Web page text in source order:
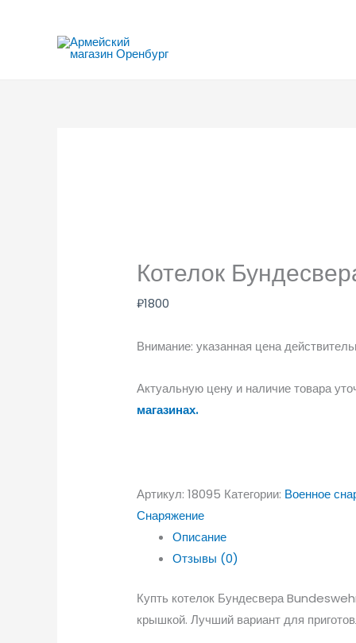
содержимому
Котелок
₽1800
Внимание: указанная цена
Актуальную цену и наличие товара
магазинах.
Артикул:18095 Категории: Военное
Снаряжение
Описание
Отзывы (0)
Купть котелок Бундесвера
крышкой. Лучший вариант для